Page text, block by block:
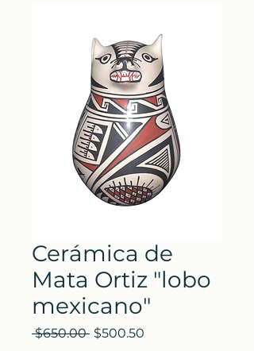
Cerámica de
Mata Ortiz "lobo
mexicano"
$650.00 Precio
$500.50